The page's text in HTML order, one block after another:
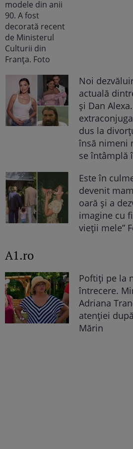
Noi
actuală
și Dan
dus la
însă nimeni
se întâmplă
Este în
devenit
oară și a
imagine cu
vieții mele”
A1.ro
Poftiți pe la
întrecere.
Adriana
atenției
Mărin